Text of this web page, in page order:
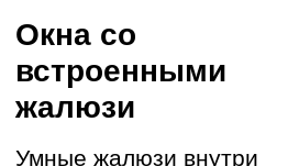
ДОСТАВКА
Доставим точно ко времени по
договоренности
ДЕМОНТАЖ
01
02